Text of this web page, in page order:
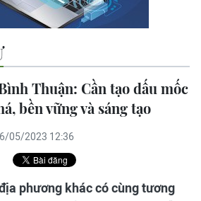
Thuận: Cần tạo dấu mốc
bền vững và sáng tạo
05/2023 12:36
phương khác có cùng tương